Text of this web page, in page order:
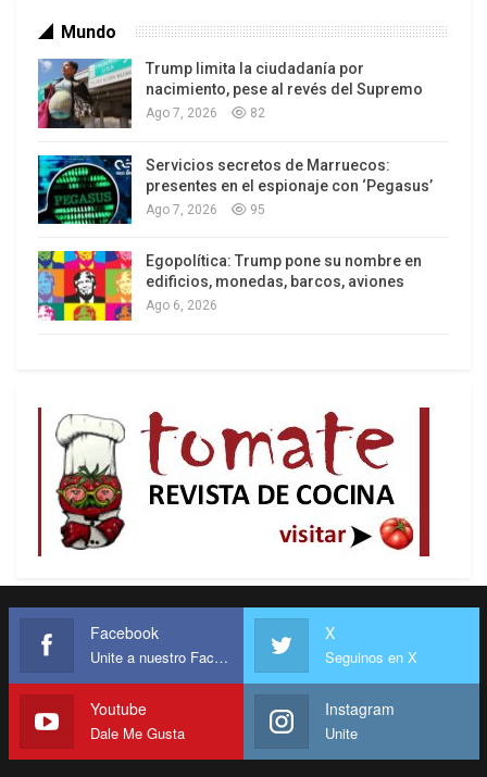
Los latinos le van dando la espalda a Trump
Mundo
Trump limita la ciudadanía por
nacimiento, pese al revés del Supremo
Ago 7, 2026 82
Servicios secretos de Marruecos:
presentes en el espionaje con ‘Pegasus’
Ago 7, 2026 95
Egopolítica: Trump pone su nombre en
edificios, monedas, barcos, aviones
Ago 6, 2026
Facebook
Unite a nuestro Facebook
X
Seguinos en X
Youtube
Dale Me Gusta
Instagram
Unite